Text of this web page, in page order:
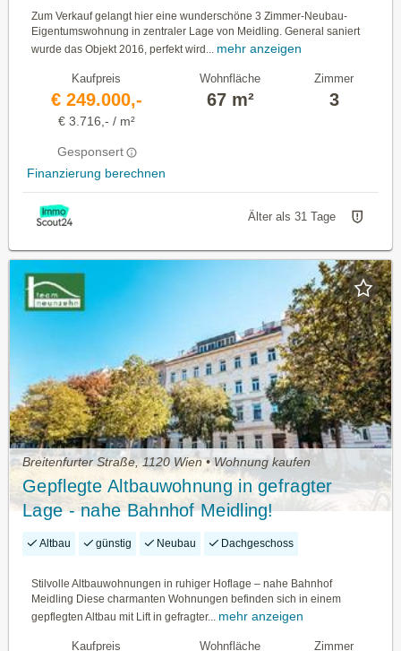
Zum Verkauf gelangt hier eine wunderschöne 3 Zimmer-Neubau-
Eigentumswohnung in zentraler Lage von Meidling. General saniert
wurde das Objekt 2016, perfekt wird... mehr anzeigen
Kaufpreis
€ 249.000,-
€ 3.716,- / m²
Gesponsert
Finanzierung berechnen
Wohnfläche
67 m²
Zimmer
3
Älter als 31 Tage
Breitenfurter Straße, 1120 Wien • Wohnung kaufen
Gepflegte Altbauwohnung in gefragter
Lage - nahe Bahnhof Meidling!
Altbau günstig Neubau Dachgeschoss
Stilvolle Altbauwohnungen in ruhiger Hoflage – nahe Bahnhof
Meidling Diese charmanten Wohnungen befinden sich in einem
gepflegten Altbau mit Lift in gefragter... mehr anzeigen
Kaufpreis Wohnfläche Zimmer